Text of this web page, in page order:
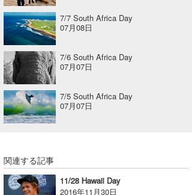
7/7 South Africa Day
07月08日
7/6 South Africa Day
07月07日
7/5 South Africa Day
07月07日
関連する記事
11/28 Hawaii Day
2016年11月30日